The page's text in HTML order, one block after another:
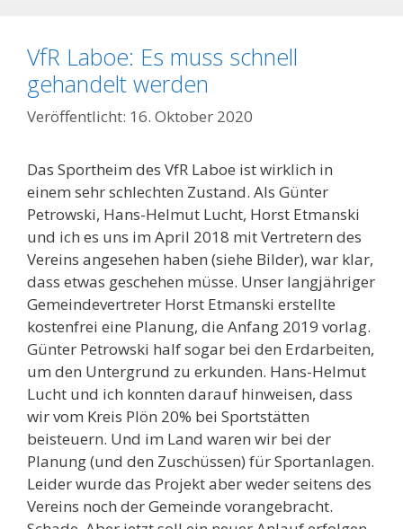
VfR Laboe: Es muss schnell
gehandelt werden
16. Oktober 2020
Das Sportheim des VfR Laboe ist wirklich in
einem sehr schlechten Zustand. Als Günter
Petrowski, Hans-Helmut Lucht, Horst Etmanski
und ich es uns im April 2018 mit Vertretern des
Vereins angesehen haben (siehe Bilder), war klar,
dass etwas geschehen müsse. Unser langjähriger
Gemeindevertreter Horst Etmanski erstellte
kostenfrei eine Planung, die Anfang 2019 vorlag.
Günter Petrowski half sogar bei den Erdarbeiten,
um den Untergrund zu erkunden. Hans-Helmut
Lucht und ich konnten darauf hinweisen, dass
wir vom Kreis Plön 20% bei Sportstätten
beisteuern. Und im Land waren wir bei der
Planung (und den Zuschüssen) für Sportanlagen.
Leider wurde das Projekt aber weder seitens des
Vereins noch der Gemeinde vorangebracht.